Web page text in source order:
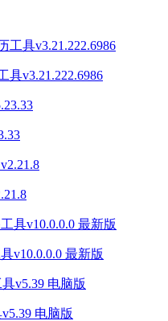
具v3.21.222.6986
v10.0.0.0 最新版
电脑版